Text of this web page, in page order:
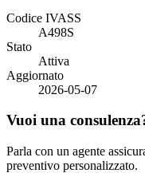
Codice IVASS
A498S
Stato
Attiva
Aggiornato
2026-05-07
Vuoi una
Parla con un agente
preventivo personalizzato.